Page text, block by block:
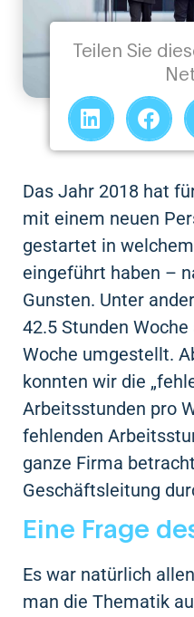
Teilen Sie
Das Jahr 2018 hat
mit einem neuen
gestartet in
eingeführt haben –
Gunsten. Unter
42.5 Stunden
Woche umgestellt.
konnten wir die
Arbeitsstunden pro
fehlenden
ganze Firma
Geschäftsleitung
Eine Frage
Es war natürlich
man die Thematik